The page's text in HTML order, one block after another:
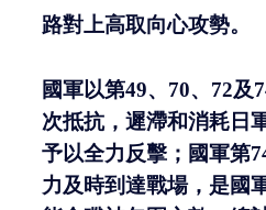
路對上高取向心攻勢。
國軍以第49、 70、 72及
次抵抗，遲滯和消耗日
予以全力反擊；國軍第
力及時到達戰場，是國